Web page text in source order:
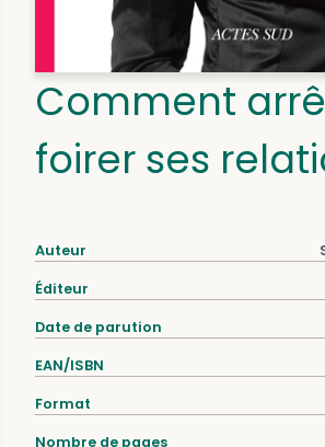
Comment
foirer ses
Auteur
Éditeur
Date de parution
EAN/ISBN
Format
Nombre de pages